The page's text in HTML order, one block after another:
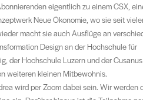
eigentlich zu einem CSX,
Neue Ökonomie, wo sie seit
macht sie auch Ausflüge an
Design an der Hochschule für
der Hochschule Luzern und der Cusanus
weiteren kleinen Mitbewohnis.
wird per Zoom dabei sein. Wir werden